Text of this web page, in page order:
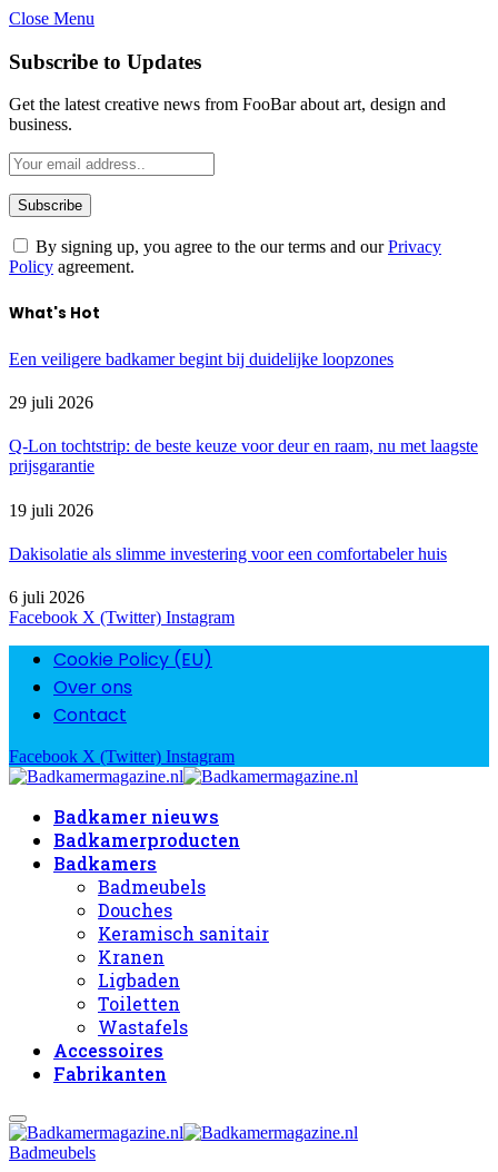
Close Menu
Subscribe to Updates
Get the latest creative news from FooBar about art, design and
business.
By signing up, you agree to the our terms and ourPrivacy
Policy agreement.
What's Hot
Een veiligere badkamer begint bij duidelijke loopzones
29 juli 2026
Q-Lon tochtstrip: de beste keuze voor deur en raam, nu met laagste
prijsgarantie
19 juli 2026
Dakisolatie als slimme investering voor een comfortabeler huis
6 juli 2026
Facebook X (Twitter) Instagram
Cookie Policy (EU)
Over ons
Contact
Facebook X (Twitter) Instagram
Badkamer nieuws
Badkamerproducten
Badkamers
Badmeubels
Douches
Keramisch sanitair
Kranen
Ligbaden
Toiletten
Wastafels
Accessoires
Fabrikanten
Badmeubels